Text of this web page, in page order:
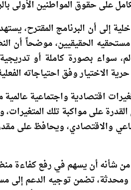
إلى أن البرنامج المقترح،
الحقيقيين، موضحاً أن
سواء بصورة كاملة أو
الاختيار وفق احتياجاته
اقتصادية واجتماعية عالمية
على مواكبة تلك
والاقتصادي، ويحافظ على
من شأنه أن يسهم في رفع كفاءة
ومحدثة، تضمن توجيه الدعم إلى
والاجتماعية لكل أسرة،